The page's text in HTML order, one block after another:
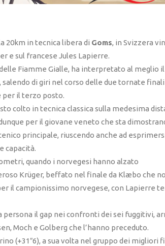
20km in tecnica libera di Goms, in Svizzera
e sul francese Jules Lapierre.
Fiamme Gialle, ha interpretato al meglio il
di giri nel corso delle due tornate
per il terzo posto.
colto in tecnica classica sulla medesima
per il giovane veneto che sta
principale, riuscendo anche ad
capacità.
quando i norvegesi hanno alzato
Krüger, beffato nel finale da Klæbo che
il campionissimo norvegese, con Lapierre
il gap nei confronti dei sei fuggitivi,
Moch e Golberg che l’hanno preceduto.
(+31″6), a sua volta nel gruppo dei migliori